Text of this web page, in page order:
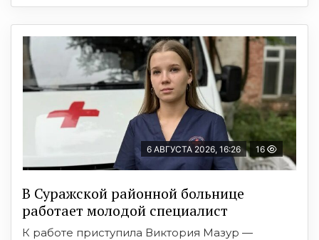
6 АВГУСТА 2026, 16:26 16
В Суражской районной больнице
работает молодой специалист
К работе приступила Виктория Мазур —